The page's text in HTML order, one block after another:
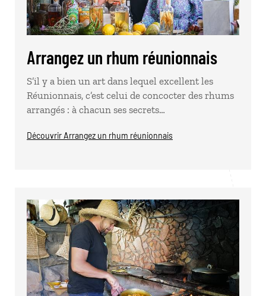
Arrangez un rhum réunionnais
S’il y a bien un art dans lequel excellent les
Réunionnais, c’est celui de concocter des rhums
arrangés : à chacun ses secrets…
Découvrir Arrangez un rhum réunionnais